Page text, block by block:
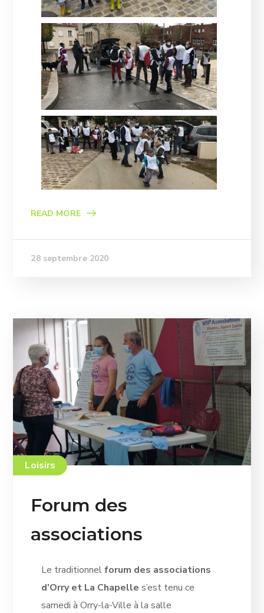
READ MORE
28 septembre 2020
Loisirs
Forum des
associations
Le traditionnelforum des associations
d’Orry et La Chapelle s’est tenu ce
samedi à Orry-la-Ville à la salle